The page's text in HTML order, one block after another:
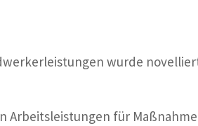
wurde
Arbeitsleistungen für